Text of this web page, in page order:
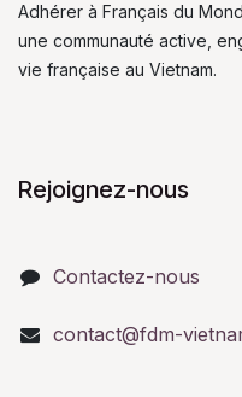
Adhérer à Français du
une communauté active,
vie française au Vietnam.
Rejoignez-nous
Contactez-nous
contact@fdm-